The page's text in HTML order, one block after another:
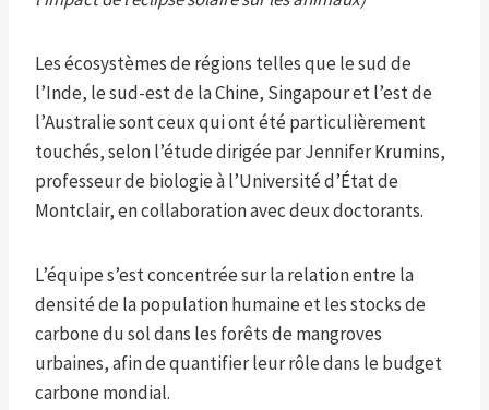
Les écosystèmes de régions telles que le sud de
l’Inde, le sud-est de la Chine, Singapour et l’est de
l’Australie sont ceux qui ont été particulièrement
touchés, selon l’étude dirigée par Jennifer Krumins,
professeur de biologie à l’Université d’État de
Montclair, en collaboration avec deux doctorants.
L’équipe s’est concentrée sur la relation entre la
densité de la population humaine et les stocks de
carbone du sol dans les forêts de mangroves
urbaines, afin de quantifier leur rôle dans le budget
carbone mondial.